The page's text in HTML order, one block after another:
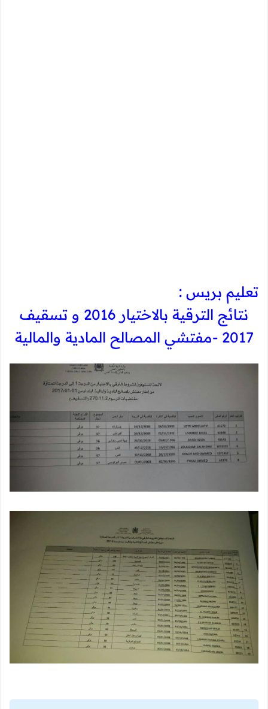
تعليم بريس :
نتائج الترقية بالاختيار 2016 و تسقيف
2017 -مفتشي المصالح المادية والمالية